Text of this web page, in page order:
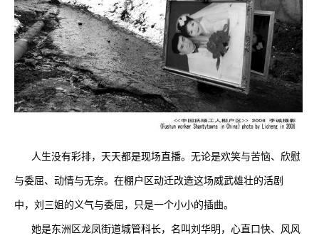
人生没有彩排，天天都是现场直播。无论是欢笑与苦恼、欣慰
与委屈、动情与无奈。在棚户区动迁改造这场威武雄壮的活剧
中，刘三姐的义气与委屈，只是一个小小的插曲。
她是东洲区龙凤街道城管科长，名叫刘华明，心直口快、风风